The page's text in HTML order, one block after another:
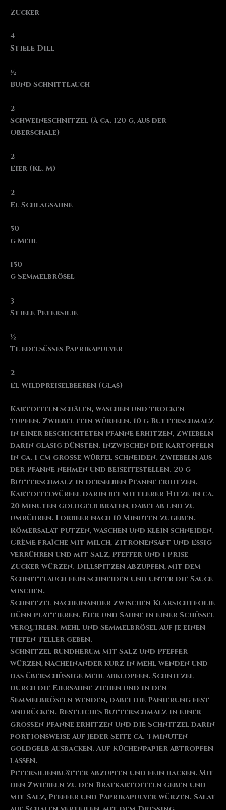
Zucker
4
Stiele Dill
½
Bund Schnittlauch
2
Schweineschnitzel (à ca. 120 g, aus der
Oberschale)
2
Eier (Kl. M)
2
El Schlagsahne
50
g Mehl
150
g Semmelbrösel
3
Stiele Petersilie
½
Tl edelsüßes Paprikapulver
2
El Wildpreiselbeeren (Glas)
Kartoffeln schälen, waschen und trocken
tupfen. Zwiebel fein würfeln. 10 g Butterschmalz
in einer beschichteten Pfanne erhitzen, Zwiebeln
darin glasig dünsten. Inzwischen die Kartoffeln
in ca. 1 cm große Würfel schneiden. Zwiebeln aus
der Pfanne nehmen und beiseitestellen. 20 g
Butterschmalz in derselben Pfanne erhitzen.
Kartoffelwürfel darin bei mittlerer Hitze in ca.
20 Minuten goldgelb braten, dabei ab und zu
umrühren. Lorbeer nach 10 Minuten zugeben.
Römersalat putzen, waschen und klein schneiden.
Crème fraîche mit Milch, Zitronensaft und Essig
verrühren und mit Salz, Pfeffer und 1 Prise
Zucker würzen. Dillspitzen abzupfen, mit dem
Schnittlauch fein schneiden und unter die Sauce
mischen.
Schnitzel nacheinander zwischen Klarsichtfolie
dünn plattieren. Eier und Sahne in einer Schüssel
verquirlen. Mehl und Semmelbrösel auf je einen
tiefen Teller geben.
Schnitzel rundherum mit Salz und Pfeffer
würzen, nacheinander kurz in Mehl wenden und
das überschüssige Mehl abklopfen. Schnitzel
durch die Eiersahne ziehen und in den
Semmelbröseln wenden, dabei die Panierung fest
andrücken. Restliches Butterschmalz in einer
großen Pfanne erhitzen und die Schnitzel darin
portionsweise auf jeder Seite ca. 3 Minuten
goldgelb ausbacken. Auf Küchenpapier abtropfen
lassen.
Petersilienblätter abzupfen und fein hacken. Mit
den Zwiebeln zu den Bratkartoffeln geben und
mit Salz, Pfeffer und Paprikapulver würzen. Salat